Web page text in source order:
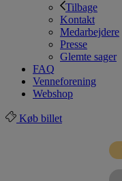
Tilbage
Kontakt
Medarbejdere
Presse
Glemte sager
FAQ
Venneforening
Webshop
Køb billet